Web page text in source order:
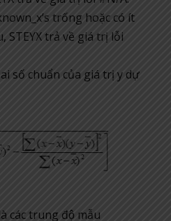
trống hoặc có ít
STEYX trả về giá trị lỗi
số chuẩn của giá trị y dự
các trung độ mẫu